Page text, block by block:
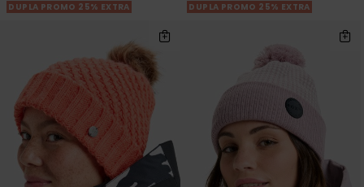
DUPLA PROMO 25% EXTRA
DUPLA PROMO 25% EXTRA